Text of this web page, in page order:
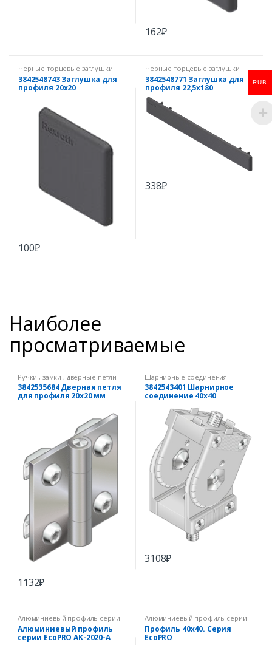
162₽
Черные торцевые заглушки
3842548743 Заглушка для
профиля 20х20
100₽
Черные торцевые заглушки
3842548771 Заглушка для
профиля 22,5х180
338₽
Наиболее
просматриваемые
Ручки , замки , дверные петли
3842535684 Дверная петля
для профиля 20х20 мм
1132₽
Шарнирные соединения
3842543401 Шарнирное
соединение 40х40
3108₽
Алюминиевый профиль серии
EcoPRO
Алюминиевый профиль
серии EcoPRO AK-2020-A
Алюминиевый профиль серии
EcoPRO
Профиль 40х40. Серия
EcoPRO
RUB